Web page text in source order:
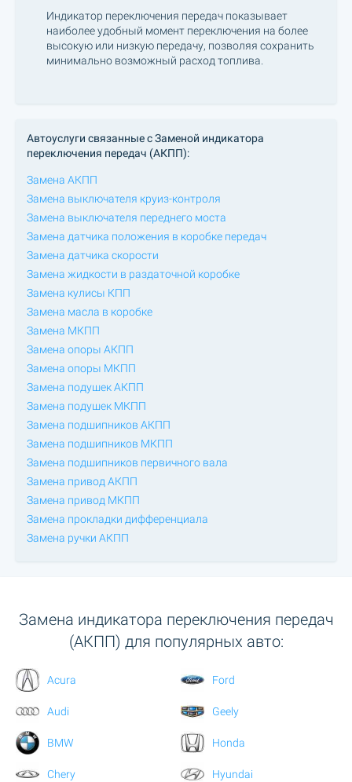
Индикатор переключения передач показывает
наиболее удобный момент переключения на более
высокую или низкую передачу, позволяя сохранить
минимально возможный расход топлива.
Автоуслуги связанные с Заменой индикатора
переключения передач (АКПП):
Замена АКПП
Замена выключателя круиз-контроля
Замена выключателя переднего моста
Замена датчика положения в коробке передач
Замена датчика скорости
Замена жидкости в раздаточной коробке
Замена кулисы КПП
Замена масла в коробке
Замена МКПП
Замена опоры АКПП
Замена опоры МКПП
Замена подушек АКПП
Замена подушек МКПП
Замена подшипников АКПП
Замена подшипников МКПП
Замена подшипников первичного вала
Замена привод АКПП
Замена привод МКПП
Замена прокладки дифференциала
Замена ручки АКПП
Замена индикатора переключения передач
(АКПП) для популярных авто:
Acura
Audi
BMW
Chery
Ford
Geely
Honda
Hyundai